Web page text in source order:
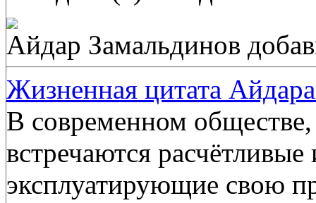
Айдар Замальдинов
Жизненная цитата
В современном
встречаются
эксплуатирующие свою